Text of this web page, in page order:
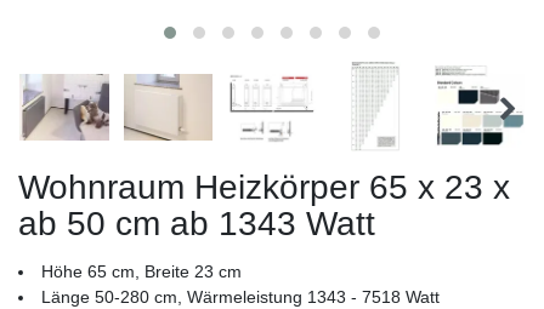
Wohnraum Heizkörper 65 x 23 x
ab 50 cm ab 1343 Watt
Höhe 65 cm, Breite 23 cm
Länge 50-280 cm, Wärmeleistung 1343 - 7518 Watt